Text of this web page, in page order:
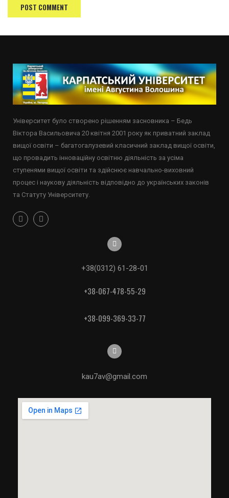
Університет було створено рішенням засновника – Бедь
Віктора Васильовича 20 квітня 2001 року як приватний заклад
вищої освіти – багатогалузевий класичний заклад вищої освіти,
що провадить інноваційну освітню діяльність за усіма
ступенями вищої освіти та здійснює навчально-виховний
процес і наукову діяльність відповідно до українських законів
та Статуту Університету.
+38(0312) 61-28-01
+38-067-478-55-29
+38-099-369-33-77
kau7av@gmail.com